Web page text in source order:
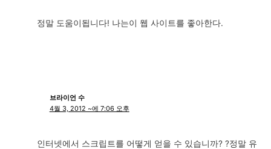
정말 도움이됩니다! 나는이 웹 사이트를 좋아한다.
브라이언 수
4월 3, 2012 ~에 7:06 오후
인터넷에서 스크립트를 어떻게 얻을 수 있습니까? ?정말 유